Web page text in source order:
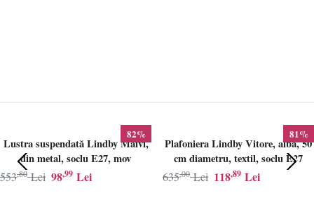
82%
Lustra suspendată Lindby Maivi,
din metal, soclu E27, mov
98,99 Lei
553,80 Lei
81%
Plafoniera Lindby Vitore, alba, 50
cm diametru, textil, soclu E27
118,89 Lei
635,00 Lei